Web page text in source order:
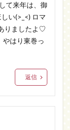
て来年は、御
い(>_<) ロマ
りましたよ♡
やはり東巻っ
返信